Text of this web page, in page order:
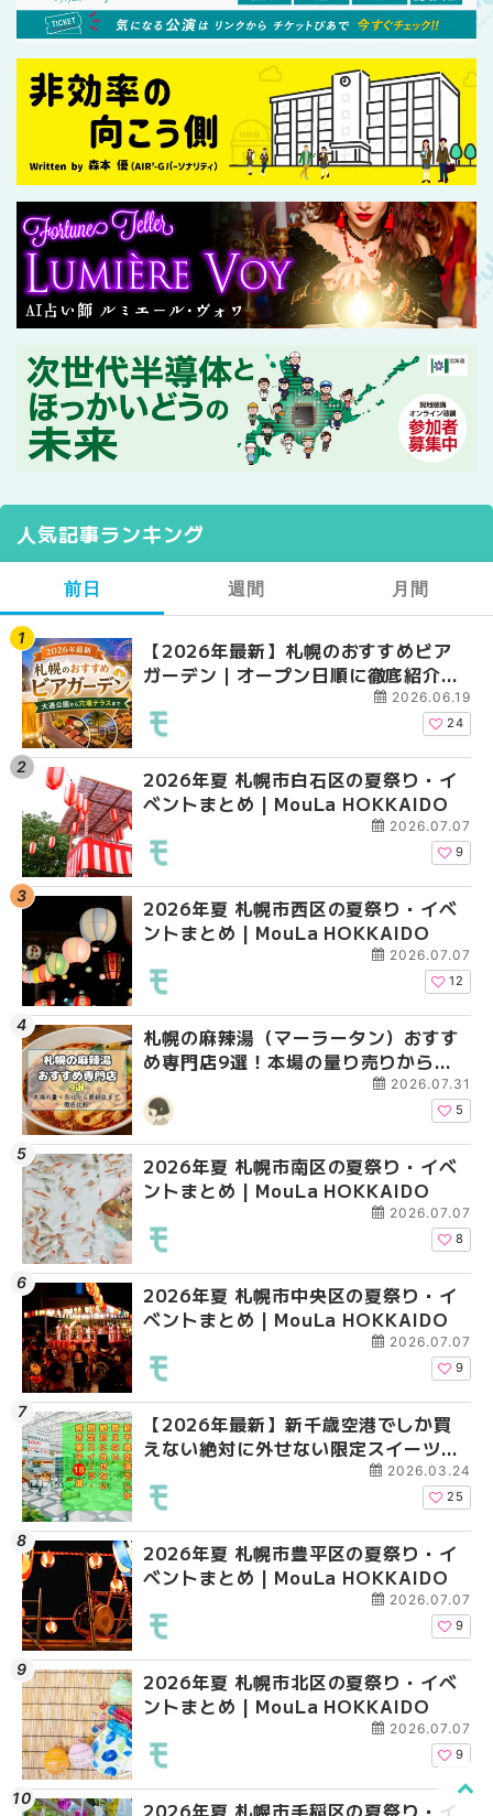
人気記事ランキング
前日
【2026年最新】札幌のおすすめビア
ガーデン｜オープン日順に徹底紹介！
大通公園から穴場テラスまで | MouLa
HOKKAIDO
2026.06.19
24
2026年夏 札幌市白石区の夏祭り・イ
ベントまとめ | MouLa HOKKAIDO
2026.07.07
9
2026年夏 札幌市西区の夏祭り・イベ
ントまとめ | MouLa HOKKAIDO
2026.07.07
12
札幌の麻辣湯（マーラータン）おすす
め専門店9選！本場の量り売りから最
新店まで徹底比較 | MouLa
HOKKAIDO
2026.07.31
5
2026年夏 札幌市南区の夏祭り・イベ
ントまとめ | MouLa HOKKAIDO
2026.07.07
8
2026年夏 札幌市中央区の夏祭り・イ
ベントまとめ | MouLa HOKKAIDO
2026.07.07
9
【2026年最新】新千歳空港でしか買
えない絶対に外せない限定スイーツ・
焼き菓子18選 | MouLa HOKKAIDO
2026.03.24
25
2026年夏 札幌市豊平区の夏祭り・イ
ベントまとめ | MouLa HOKKAIDO
2026.07.07
9
2026年夏 札幌市北区の夏祭り・イベ
ントまとめ | MouLa HOKKAIDO
2026.07.07
9
2026年夏 札幌市手稲区の夏祭り・イ
週間
【2026年最新】札幌
ガーデン｜オープン日
大通公園から穴場テ
2026年夏 札幌市西区
ントまとめ | MouLa
2026年夏 札幌市北区
ントまとめ | MouLa
2026年夏 札幌市手稲
ベントまとめ |
2026年夏 札幌市白石
ベントまとめ |
2026年夏 札幌市清田
ベントまとめ |
2026年夏 札幌市南区
ントまとめ | MouLa
2026年夏 札幌市豊平
ベントまとめ |
2026年夏 札幌市中央
ベントまとめ |
2026年夏 恵庭市・千
月間
【2026年最新】札幌
ガーデン｜オープン日
大通公園から穴場テ
2026年夏 札幌市北区
ントまとめ | MouLa
2026年夏 札幌市白石
ベントまとめ |
2026年夏 札幌市西区
ントまとめ | MouLa
2026年夏 札幌市手稲
ベントまとめ |
札幌の麻辣湯（マーラ
め専門店6選！本場の
新店まで徹底比較 |
2026年夏 札幌市清田
ベントまとめ |
【2026年最新】新千
えない絶対に外せない
焼き菓子18選 |
【新千歳空港】新カー
業。「SUPER
ーパーラウンジアネッ
介！！ | MouLa
2026年夏 札幌市豊平